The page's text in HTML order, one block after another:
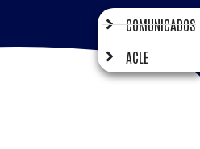
COMUNICADOS
ACLE